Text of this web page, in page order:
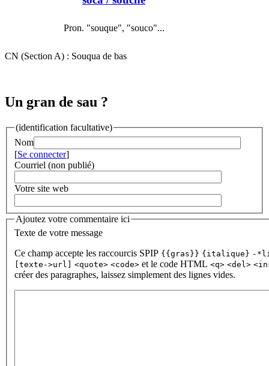
Pron. "souque", "souco"...
CN (Section A) : Souqua de bas
Un gran de sau ?
(identification facultative)
Nom
[Se connecter]
Courriel (non publié)
Votre site web
Ajoutez votre commentaire ici
Texte de votre message
Ce champ accepte les raccourcis SPIP {{gras}} {italique} -
[texte->url]
<quote> <code> et le code HTML <q> <del>
créer des paragraphes, laissez simplement des lignes vides.